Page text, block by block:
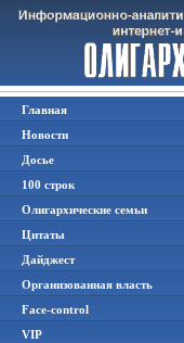
Главная
Новости
Досье
100 строк
Олигархические семьи
Цитаты
Дайджест
Организованная власть
Face-control
VIP